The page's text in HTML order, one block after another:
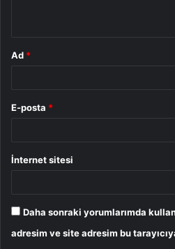
Ad *
E-posta *
İnternet sitesi
Daha sonraki yorumlarımda
adresim ve site adresim bu